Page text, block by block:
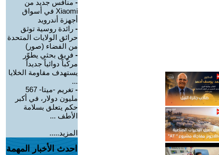
- منافس جديد من
Xiaomi في أسواق
أجهزة أندرويد
- رائدة روسية توثق
حرائق الولايات المتحدة
من الفضاء (صور)
- فريق بحثي يطوّر
مركّباً دوائياً جديداً
يستهدف مقاومة الخلايا
...
-
تغريم -ميتا- 567
مليون دولار، في أكبر
حكم يتعلق بسلامة
الأطف ...
المزيد.....
احدث الأخبار المهمة